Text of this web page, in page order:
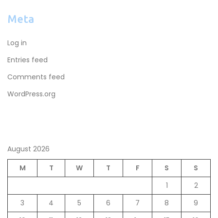
o
i
s
Meta
Log in
Entries feed
Comments feed
WordPress.org
August 2026
M
T W T F S
S
1
2
3
4 5 6 7 8
9